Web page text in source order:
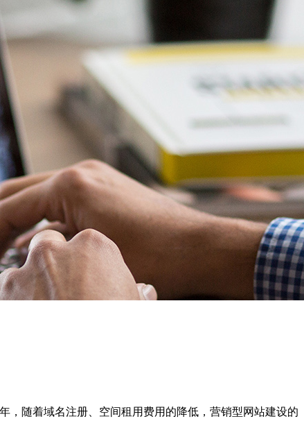
随着域名注册、空间租用费用的降低，营销型网站建设的